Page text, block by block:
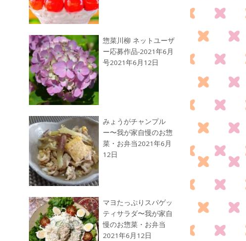
惣菜川柳 ネットユーザ
ー応募作品-2021年6月
号2021年6月12日
みょうがチャンプル
ー〜我が家自慢のお惣
菜・お弁当2021年6月
12日
マヨたっぷりスパゲッ
ティサラダ〜我が家自
慢のお惣菜・お弁当
2021年6月12日